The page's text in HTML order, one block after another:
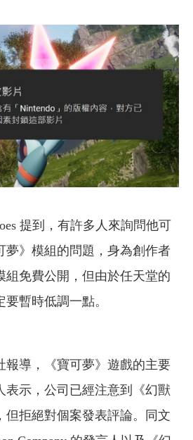
提到，有許多人來詢問他可
夢》模組的問題，身為創作者
組免費公開，但由於任天堂的
暫時低調一點。
報導，《寶可夢》遊戲的主要
表示，公司已經注意到《幻獸
但拒絕對個案發表評論。同文